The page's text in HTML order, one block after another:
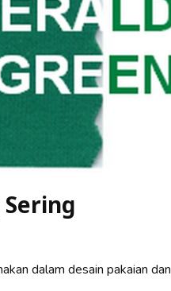
dalam desain pakaian dan